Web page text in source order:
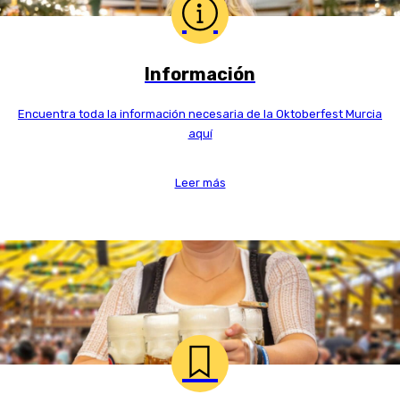
Información
Encuentra toda la información necesaria de la Oktoberfest Murcia
aquí
Leer más